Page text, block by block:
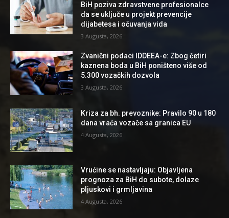
BiH poziva zdravstvene profesionalce
da se uključe u projekt prevencije
dijabetesa i očuvanja vida
3 Augusta, 2026
Zvanični podaci IDDEEA-e: Zbog četiri
kaznena boda u BiH poništeno više od
5.300 vozačkih dozvola
3 Augusta, 2026
Kriza za bh. prevoznike: Pravilo 90 u 180
dana vraća vozače sa granica EU
4 Augusta, 2026
Vrućine se nastavljaju: Objavljena
prognoza za BiH do subote, dolaze
pljuskovi i grmljavina
4 Augusta, 2026